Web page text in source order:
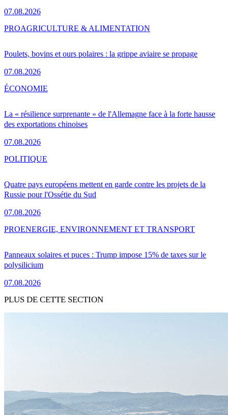
07.08.2026
Poulets, bovins et ours polaires : la grippe aviaire se propage
07.08.2026
PROAGRICULTURE & ALIMENTATION
La « résilience surprenante » de l'Allemagne face à la forte hausse
des exportations chinoises
07.08.2026
ÉCONOMIE
Quatre pays européens mettent en garde contre les projets de la
Russie pour l'Ossétie du Sud
07.08.2026
POLITIQUE
Panneaux solaires et puces : Trump impose 15% de taxes sur le
polysilicium
07.08.2026
PROENERGIE, ENVIRONNEMENT ET TRANSPORT
PLUS DE CETTE SECTION